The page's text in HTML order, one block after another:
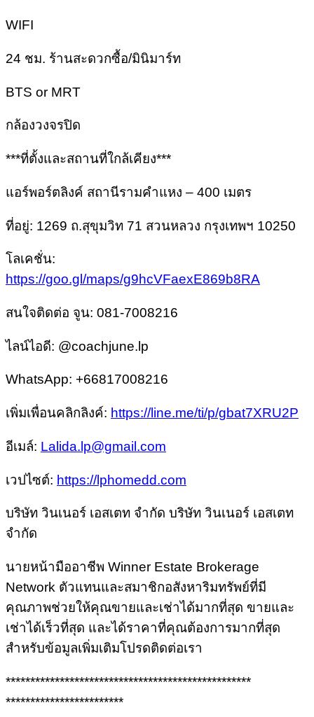
WIFI
24 ชม. ร้านสะดวกซื้อ/มินิมาร์ท
BTS or MRT
กล้องวงจรปิด
***ที่ตั้งและสถานที่ใกล้เคียง***
แอร์พอร์ตลิงค์ สถานีรามคำแหง – 400 เมตร
ที่อยู่: 1269 ถ.สุขุมวิท 71 สวนหลวง กรุงเทพฯ 10250
โลเคชั่น:
https://goo.gl/maps/g9hcVFaexE869b8RA
สนใจติดต่อ จูน: 081-7008216
ไลน์ไอดี: @coachjune.lp
WhatsApp: +66817008216
เพิ่มเพื่อนคลิกลิงค์: https://line.me/ti/p/gbat7XRU2P
อีเมล์: Lalida.lp@gmail.com
เวปไซต์: https://lphomedd.com
บริษัท วินเนอร์ เอสเตท จำกัด บริษัท วินเนอร์ เอสเตท
จำกัด
นายหน้ามืออาชีพ Winner Estate Brokerage
Network ตัวแทนและสมาชิกอสังหาริมทรัพย์ที่มี
คุณภาพช่วยให้คุณขายและเช่าได้มากที่สุด ขายและ
เช่าได้เร็วที่สุด และได้ราคาที่คุณต้องการมากที่สุด
สำหรับข้อมูลเพิ่มเติมโปรดติดต่อเรา
**************************************************
************************